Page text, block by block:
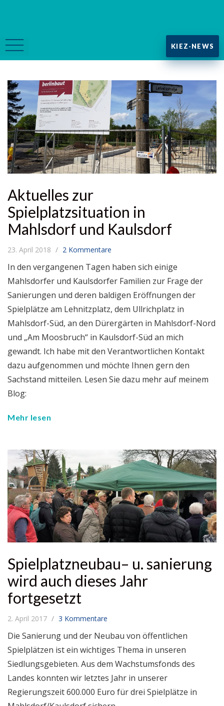
KIEZ-NEWS
Aktuelles zur
Spielplatzsituation in
Mahlsdorf und Kaulsdorf
23. April 2018 2 Kommentare
In den vergangenen Tagen haben sich einige
Mahlsdorfer und Kaulsdorfer Familien zur Frage der
Sanierungen und deren baldigen Eröffnungen der
Spielplätze am Lehnitzplatz, dem Ullrichplatz in
Mahlsdorf-Süd, an den Dürergärten in Mahlsdorf-Nord
und „Am Moosbruch“ in Kaulsdorf-Süd an mich
gewandt. Ich habe mit den Verantwortlichen Kontakt
dazu aufgenommen und möchte Ihnen gern den
Sachstand mitteilen. Lesen Sie dazu mehr auf meinem
Blog:
Mehr lesen
Spielplatzneubau– u. sanierung
wird auch dieses Jahr
fortgesetzt
2. April 2017 3 Kommentare
Die Sanierung und der Neubau von öffentlichen
Spielplätzen ist ein wichtiges Thema in unseren
Siedlungsgebieten. Aus dem Wachstumsfonds des
Landes konnten wir letztes Jahr in unserer
Regierungszeit 600.000 Euro für drei Spielplätze in